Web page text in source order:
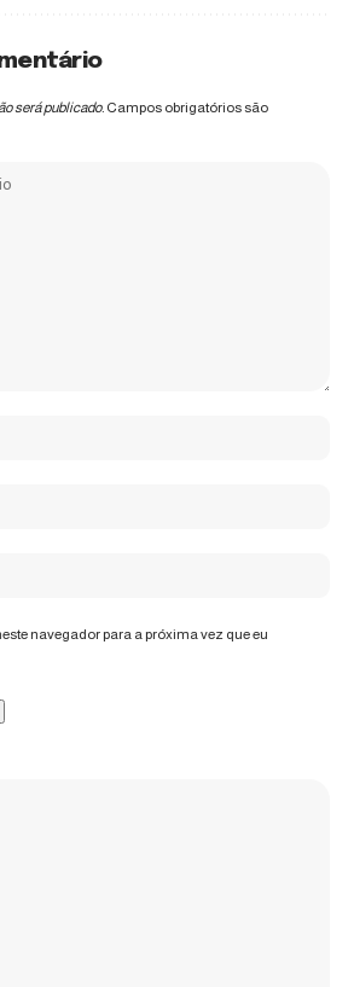
será publicado. Campos obrigatórios são
navegador para a próxima vez que eu